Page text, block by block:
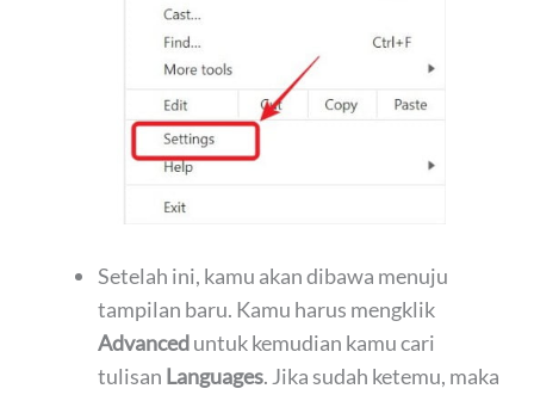
Setelah ini, kamu akan dibawa menuju
tampilan baru. Kamu harus mengklik
Advanceduntuk kemudian kamu cari
tulisan Languages. Jika sudah ketemu, maka